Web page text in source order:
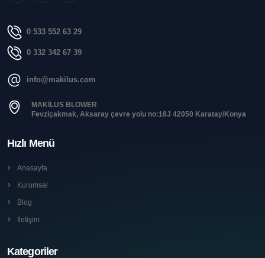
0 533 552 63 29
0 332 342 67 39
info@makilus.com
MAKİLUS BLOWER
Fevziçakmak, Aksaray çevre yolu no:18J 42050 Karatay/Konya
Hızlı Menü
Anasayfa
Kurumsal
Blog
İletişim
Kategoriler